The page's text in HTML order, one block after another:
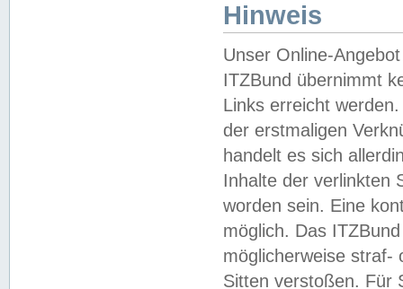
Hinweis
Unser Online-
ITZBund übernimmt
Links erreicht
der erstmaligen
handelt es sich
Inhalte der verlinkten
worden sein. Eine
möglich. Das
möglicherweise straf-
Sitten verstoßen. Für